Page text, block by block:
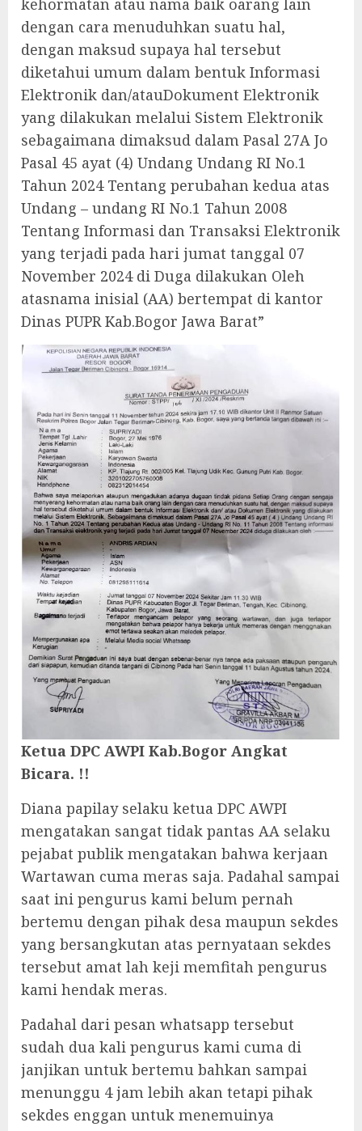
kehormatan atau nama baik oarang lain
dengan cara menuduhkan suatu hal,
dengan maksud supaya hal tersebut
diketahui umum dalam bentuk Informasi
Elektronik dan/atauDokument Elektronik
yang dilakukan melalui Sistem Elektronik
sebagaimana dimaksud dalam Pasal 27A Jo
Pasal 45 ayat (4) Undang Undang RI No.1
Tahun 2024 Tentang perubahan kedua atas
Undang – undang RI No.1 Tahun 2008
Tentang Informasi dan Transaksi Elektronik
yang terjadi pada hari jumat tanggal 07
November 2024 di Duga dilakukan Oleh
atasnama inisial (AA) bertempat di kantor
Dinas PUPR Kab.Bogor Jawa Barat”
Ketua DPC AWPI Kab.Bogor Angkat
Bicara. !!
Diana papilay selaku ketua DPC AWPI
mengatakan sangat tidak pantas AA selaku
pejabat publik mengatakan bahwa kerjaan
Wartawan cuma meras saja. Padahal sampai
saat ini pengurus kami belum pernah
bertemu dengan pihak desa maupun sekdes
yang bersangkutan atas pernyataan sekdes
tersebut amat lah keji memfitah pengurus
kami hendak meras.
Padahal dari pesan whatsapp tersebut
sudah dua kali pengurus kami cuma di
janjikan untuk bertemu bahkan sampai
menunggu 4 jam lebih akan tetapi pihak
sekdes enggan untuk menemuinya